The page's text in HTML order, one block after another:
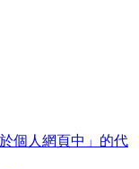
個人網頁中」的代